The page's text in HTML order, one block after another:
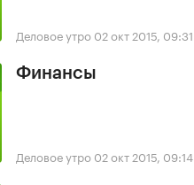
Деловое утро 02 окт 2015, 09:31
Финансы
Деловое утро 02 окт 2015, 09:14